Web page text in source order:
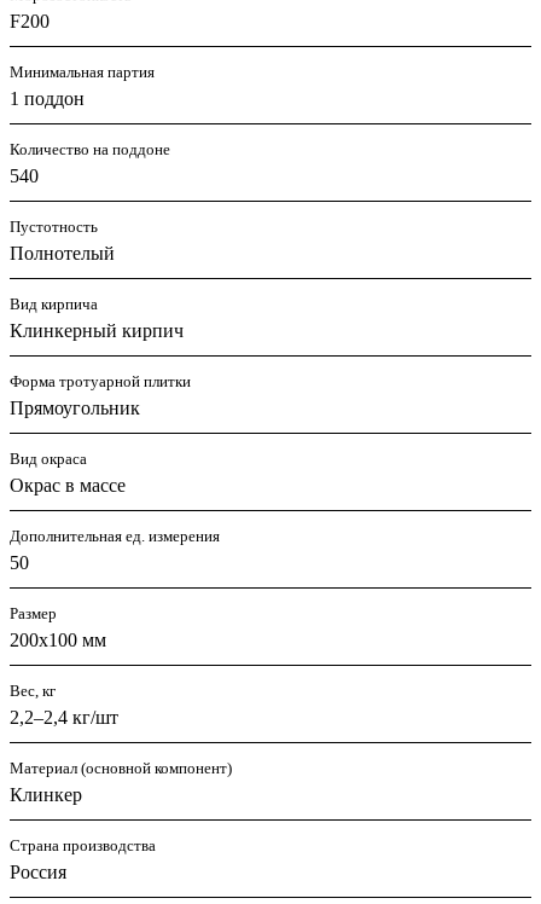
F200
Минимальная партия
1 поддон
Количество на поддоне
540
Пустотность
Полнотелый
Вид кирпича
Клинкерный кирпич
Форма тротуарной плитки
Прямоугольник
Вид окраса
Окрас в массе
Дополнительная ед. измерения
50
Размер
200х100 мм
Вес, кг
2,2–2,4 кг/шт
Материал (основной компонент)
Клинкер
Страна производства
Россия